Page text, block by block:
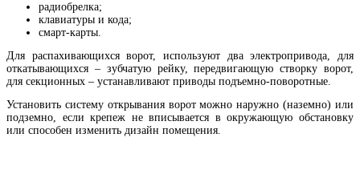
радиобрелка;
клавиатуры и кода;
смарт-карты.
Для распахивающихся ворот, используют два электропривода, для
откатывающихся – зубчатую рейку, передвигающую створку ворот,
для секционных – устанавливают приводы подъемно-поворотные.
Установить систему открывания ворот можно наружно (наземно) или
подземно, если крепеж не вписывается в окружающую обстановку
или способен изменить дизайн помещения.